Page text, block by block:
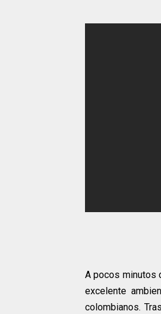
A pocos minutos
excelente
colombianos.